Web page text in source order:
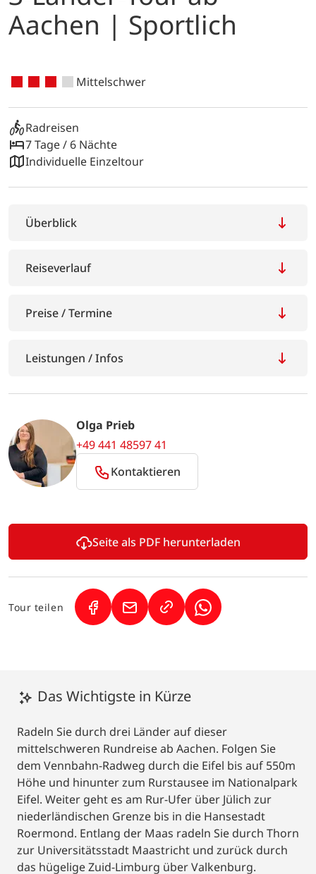
Aachen | Sportlich
Das Wichtigste in Kürze
Radeln Sie durch drei Länder auf dieser
mittelschweren Rundreise ab Aachen. Folgen Sie
dem Vennbahn-Radweg durch die Eifel bis auf 550m
Höhe und hinunter zum Rurstausee im Nationalpark
Eifel. Weiter geht es am Rur-Ufer über Jülich zur
niederländischen Grenze bis in die Hansestadt
Roermond. Entlang der Maas radeln Sie durch Thorn
zur Universitätsstadt Maastricht und zurück durch
das hügelige Zuid-Limburg über Valkenburg.
Mittelschwer
Radreisen
7 Tage / 6 Nächte
Individuelle Einzeltour
Überblick
Reiseverlauf
Preise / Termine
Leistungen / Infos
Olga Prieb
+49 441 48597 41
Kontaktieren
Seite als PDF herunterladen
Tour teilen (Link öffnet in neuem Tab)
(Link öffnet in neuem Tab)
(Link öffnet in